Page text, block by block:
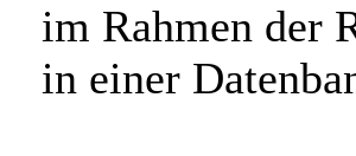
im Rahmen der
in einer